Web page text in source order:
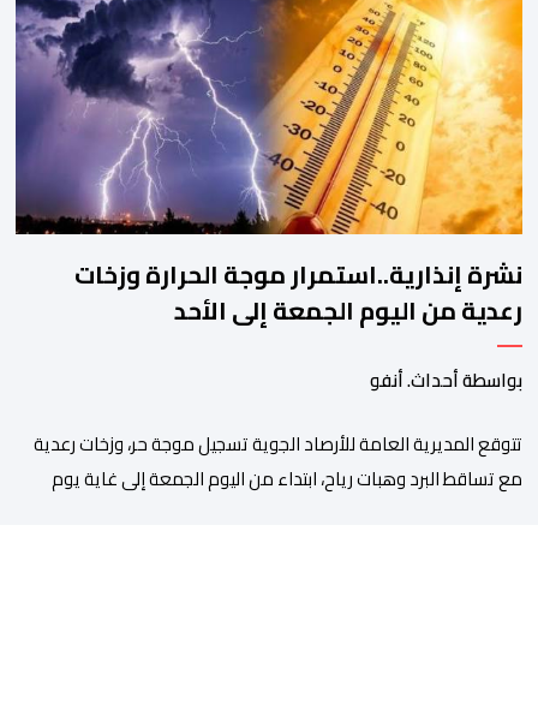
أمام الملحقة الإدارية لوزارة الأوقاف والشؤون الإسلامية بحي حسان
بالرباط، وذلك للمطالبة بتسوية هذا الملف الذي ظل عالقا لسنوات
طويلة وأثار استياء واسعا في صفوف أبناء […]
نشرة إنذارية..استمرار موجة الحرارة وزخات
رعدية من اليوم الجمعة إلى الأحد
بواسطة أحداث. أنفو
تتوقع المديرية العامة للأرصاد الجوية تسجيل موجة حر، وزخات رعدية
مع تساقط البرد وهبات رياح، ابتداء من اليوم الجمعة إلى غاية يوم